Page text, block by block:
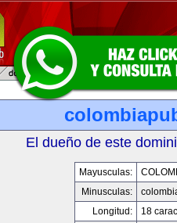
El dueño de este
Mayusculas:
Minusculas:
Longitud:
18